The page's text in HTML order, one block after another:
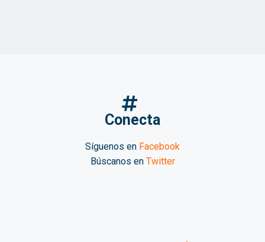
Conecta
Síguenos en Facebook
Búscanos en Twitter